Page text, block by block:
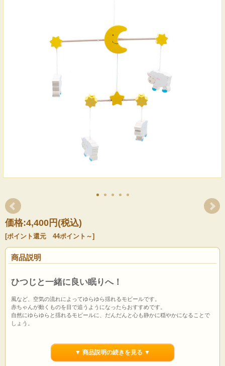
価格:4,400円 (税込)
[ポイント還元 44ポイント～]
商品説明
ひつじと一緒に良い眠りへ！
風など、空気の流れによってゆらゆら揺れるモビールです。
赤ちゃんが動くものを目で追うようになったらおすすめです。
自然にゆらゆらと揺れるモビールに、だんだんと心も静かに穏やかになることで
しょう。
かないところに吊してご使用下さい。
※PCディスプレイの仕様上、写真と実際の商品の色は多少異なる場合がございま
▼ 商品説明の続きを見る ▼